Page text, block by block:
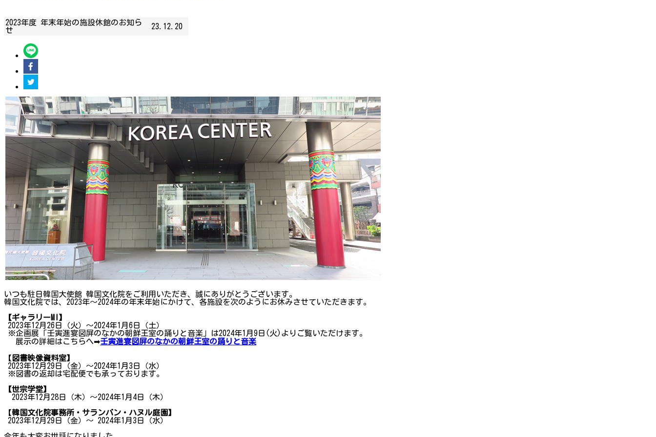
2023年度 年末年始の施設休館のお知ら
せ
23.12.20
いつも駐日韓国大使館 韓国文化院をご利用いただき、誠にありがとうございます。
韓国文化院では、2023年～2024年の年末年始にかけて、各施設を次のようにお休みさせていただきます。
【ギャラリーMI】
2023年12月26日（火）～2024年1月6日（土）
※企画展「壬寅進宴図屏のなかの朝鮮王室の踊りと音楽」は2024年1月9日(火)よりご覧いただけます。
展示の詳細はこちらへ➡壬寅進宴図屏のなかの朝鮮王室の踊りと音楽
【 図書映像資料室】
2023年12月29日（金）～2024年1月3日（水）
※図書の返却は宅配便でも承っております。
【世宗学堂】
2023年12月28日（木）～2024年1月4日（木）
【韓国文化院事務所・サランバン・ハヌル庭園】
2023年12月29日（金）～ 2024年1月3日（水）